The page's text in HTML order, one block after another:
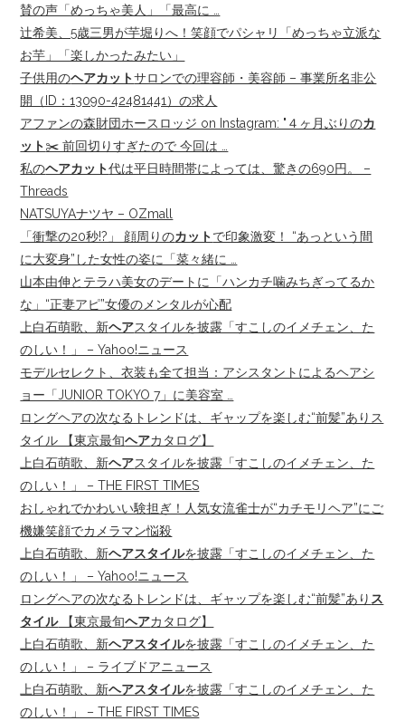
賛の声「めっちゃ美人」「最高に …
辻希美、5歳三男が芋堀りへ！笑顔でパシャリ「めっちゃ立派な
お芋」「楽しかったみたい」
子供用のヘアカットサロンでの理容師・美容師 – 事業所名非公
開（ID：13090-42481441）の求人
アファンの森財団ホースロッジ on Instagram: "４ヶ月ぶりのカ
ット✂️ 前回切りすぎたので 今回は …
私のヘアカット代は平日時間帯によっては、驚きの690円。 –
Threads
NATSUYAナツヤ – OZmall
「衝撃の20秒!?」 顔周りのカットで印象激変！ “あっという間
に大変身”した女性の姿に「菜々緒に …
山本由伸とテラハ美女のデートに「ハンカチ噛みちぎってるか
な」“正妻アピ”女優のメンタルが心配
上白石萌歌、新ヘアスタイルを披露「すこしのイメチェン、た
のしい！」 – Yahoo!ニュース
モデルセレクト、衣装も全て担当：アシスタントによるヘアシ
ョー「JUNIOR TOKYO 7」に美容室 …
ロングヘアの次なるトレンドは、ギャップを楽しむ“前髪”ありス
タイル 【東京最旬ヘアカタログ】
上白石萌歌、新ヘアスタイルを披露「すこしのイメチェン、た
のしい！」 – THE FIRST TIMES
おしゃれでかわいい験担ぎ！人気女流雀士が“カチモリヘア”にご
機嫌笑顔でカメラマン悩殺
上白石萌歌、新ヘアスタイルを披露「すこしのイメチェン、た
のしい！」 – Yahoo!ニュース
ロングヘアの次なるトレンドは、ギャップを楽しむ“前髪”あり ス
タイル【東京最旬ヘアカタログ】
上白石萌歌、新ヘアスタイルを披露「すこしのイメチェン、た
のしい！」 – ライブドアニュース
上白石萌歌、新ヘアスタイルを披露「すこしのイメチェン、た
のしい！」 – THE FIRST TIMES